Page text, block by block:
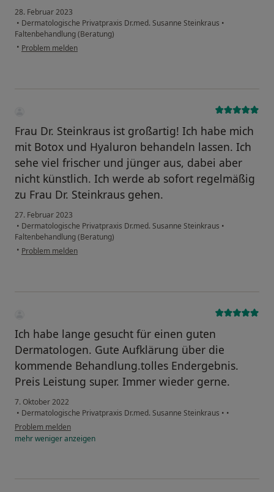
28. Februar 2023
• Dermatologische Privatpraxis Dr.med. Susanne Steinkraus •
Faltenbehandlung (Beratung)
• Problem melden
Frau Dr. Steinkraus ist großartig! Ich habe mich
mit Botox und Hyaluron behandeln lassen. Ich
sehe viel frischer und jünger aus, dabei aber
nicht künstlich. Ich werde ab sofort regelmäßig
zu Frau Dr. Steinkraus gehen.
27. Februar 2023
• Dermatologische Privatpraxis Dr.med. Susanne Steinkraus •
Faltenbehandlung (Beratung)
• Problem melden
Ich habe lange gesucht für einen guten
Dermatologen. Gute Aufklärung über die
kommende Behandlung.tolles Endergebnis.
Preis Leistung super. Immer wieder gerne.
7. Oktober 2022
• Dermatologische Privatpraxis Dr.med. Susanne Steinkraus • •
Problem melden
mehrwenigeranzeigen